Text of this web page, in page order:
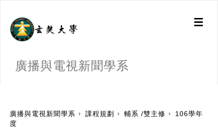
Toggle
廣播與電視新聞學系
廣播與電視新聞學系 課程規劃 輔系 /雙主修
106學年
度